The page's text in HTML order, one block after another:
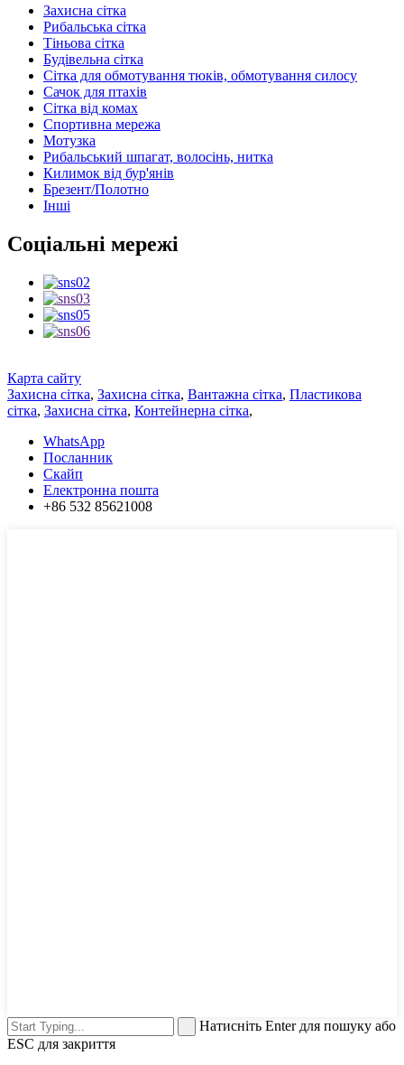
Захисна сітка
Рибальська сітка
Тіньова сітка
Будівельна сітка
Сітка для обмотування тюків, обмотування силосу
Сачок для птахів
Сітка від комах
Спортивна мережа
Мотузка
Рибальський шпагат, волосінь, нитка
Килимок від бур'янів
Брезент/Полотно
Інші
Соціальні мережі
Карта сайту
Захисна сітка, Захисна сітка, Вантажна сітка, Пластикова
сітка, Захисна сітка, Контейнерна сітка,
WhatsApp
Посланник
Скайп
Електронна пошта
+86 532 85621008
Натисніть Enter для пошуку або
ESC для закриття